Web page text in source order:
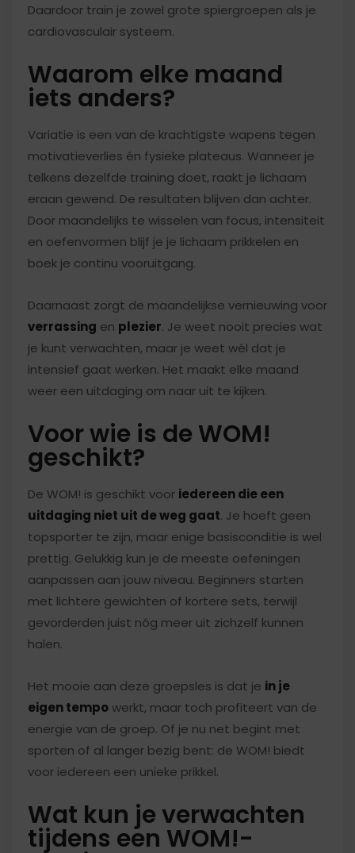
Daardoor train je zowel grote spiergroepen als je
cardiovasculair systeem.
Waarom elke maand
iets anders?
Variatie is een van de krachtigste wapens tegen
motivatieverlies én fysieke plateaus. Wanneer je
telkens dezelfde training doet, raakt je lichaam
eraan gewend. De resultaten blijven dan achter.
Door maandelijks te wisselen van focus, intensiteit
en oefenvormen blijf je je lichaam prikkelen en
boek je continu vooruitgang.
Daarnaast zorgt de maandelijkse vernieuwing voor
verrassing en plezier. Je weet nooit precies wat
je kunt verwachten, maar je weet wél dat je
intensief gaat werken. Het maakt elke maand
weer een uitdaging om naar uit te kijken.
Voor wie is de WOM!
geschikt?
De WOM! is geschikt voor iedereen die een
uitdaging niet uit de weg gaat. Je hoeft geen
topsporter te zijn, maar enige basisconditie is wel
prettig. Gelukkig kun je de meeste oefeningen
aanpassen aan jouw niveau. Beginners starten
met lichtere gewichten of kortere sets, terwijl
gevorderden juist nóg meer uit zichzelf kunnen
halen.
Het mooie aan deze groepsles is dat je in je
eigen tempowerkt, maar toch profiteert van de
energie van de groep. Of je nu net begint met
sporten of al langer bezig bent: de WOM! biedt
voor iedereen een unieke prikkel.
Wat kun je verwachten
tijdens een WOM!-